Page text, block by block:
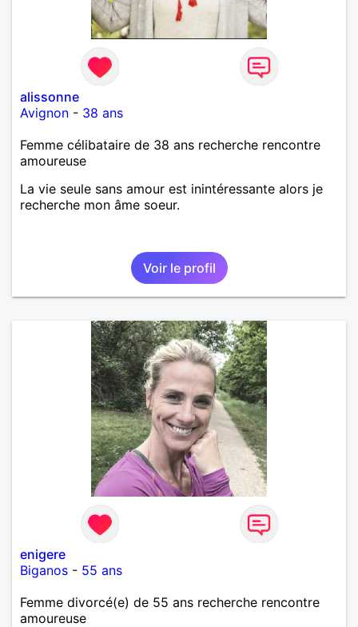
alissonne
Avignon - 38 ans
Femme célibataire de 38 ans recherche rencontre
amoureuse
La vie seule sans amour est inintéressante alors je
recherche mon âme soeur.
Voir le profil
enigere
Biganos - 55 ans
Femme divorcé(e) de 55 ans recherche rencontre
amoureuse